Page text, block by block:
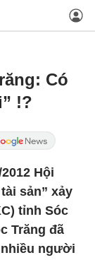
Có
!?
Hội
sản” xảy
tỉnh Sóc
Trăng đã
người